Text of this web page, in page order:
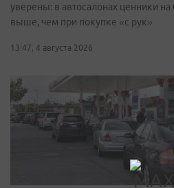
уверены: в автосалонах ценники на
выше, чем при покупке «с рук»
13:47, 4 августа 2026